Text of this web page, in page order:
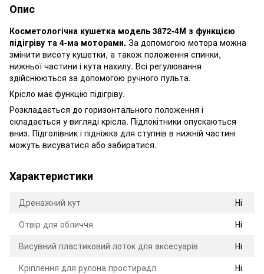
Опис
Косметологічна кушетка модель 3872-4М з функцією
підігріву та 4-ма моторами. За допомогою мотора можна
змінити висоту кушетки, а також положення спинки,
нижньої частини і кута нахилу. Всі регулювання
здійснюються за допомогою ручного пульта.
Крісло має функцію підігріву.
Розкладається до горизонтального положення і
складається у вигляді крісла. Підлокітники опускаються
вниз. Підголівник і підніжка для ступнів в нижній частині
можуть висуватися або забиратися.
Характеристики
Дренажний кут
Ні
Отвір для обличчя
Ні
Висувний пластиковий лоток для аксесуарів
Ні
Кріплення для рулона простирадл
Ні